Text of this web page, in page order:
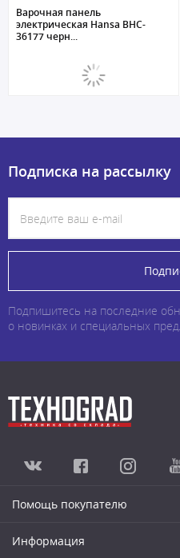
Варочная панель
электрическая Hansa BHC-
36177 черн...
Подписка на рассылку
Подпишитесь на последние
о новинках и специальных
Помощь покупателю
Информация